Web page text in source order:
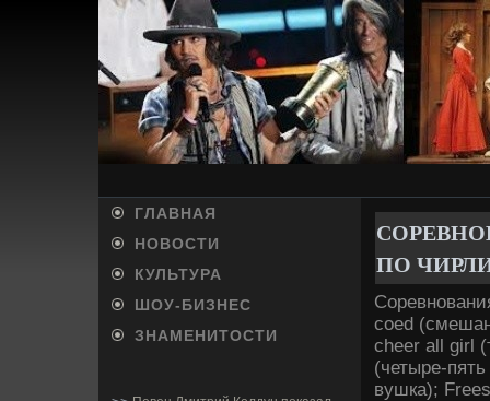
ГЛАВНАЯ
НОВОСТИ
КУЛЬТУРА
ШОУ-БИ­ЗНЕС
ЗНАМЕНИТОСТИ
ПО
coed
cheer all girl
(четыре-
вушка);